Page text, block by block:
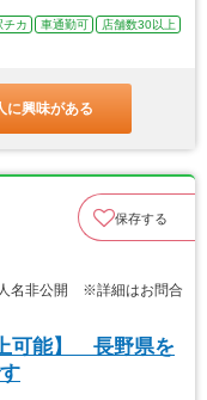
チカ 車通勤可
店舗数30以上
に興味がある
保存する
人名非公開 ※詳細はお問合
可能】 長野県を